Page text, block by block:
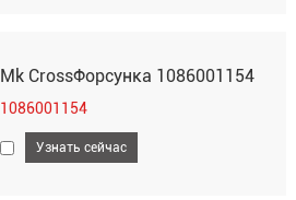
Mk CrossФорсунка 1086001154
1086001154
Узнать сейчас